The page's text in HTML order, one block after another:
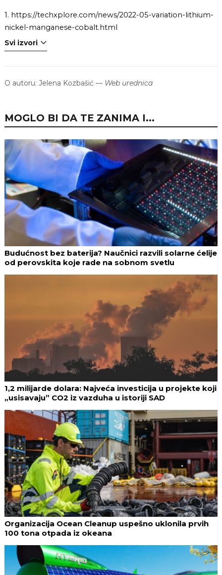
1. https://techxplore.com/news/2022-05-variation-lithium-
nickel-manganese-cobalt.html
Svi izvori
O autoru: Jelena Kozbašić — Web urednica
MOGLO BI DA TE ZANIMA I...
Budućnost bez baterija? Naučnici razvili solarne ćelije
od perovskita koje rade na sobnom svetlu
1,2 milijarde dolara: Najveća investicija u projekte koji
„usisavaju” CO2 iz vazduha u istoriji SAD
Organizacija Ocean Cleanup uspešno uklonila prvih
100 tona otpada iz okeana